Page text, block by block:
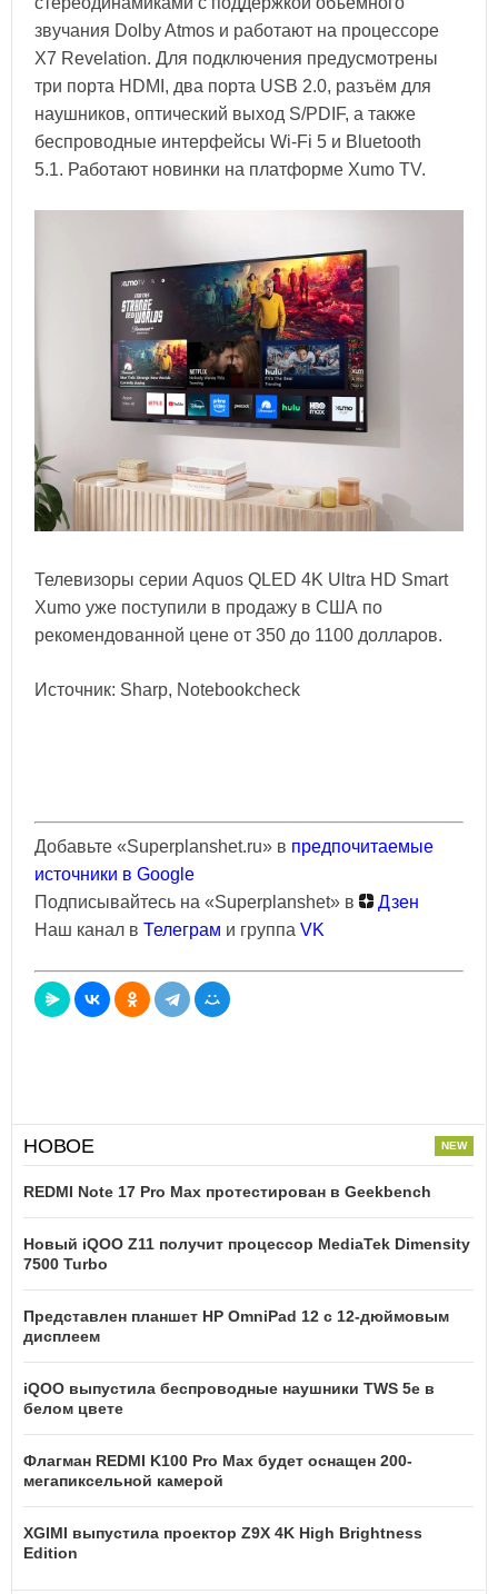
звучания Dolby Atmos и работают на процессоре
X7 Revelation. Для подключения предусмотрены
три порта HDMI, два порта USB 2.0, разъём для
наушников, оптический выход S/PDIF, а также
беспроводные интерфейсы Wi-Fi 5 и Bluetooth
5.1. Работают новинки на платформе Xumo TV.
Телевизоры серии Aquos QLED 4K Ultra HD Smart
Xumo уже поступили в продажу в США по
рекомендованной цене от 350 до 1100 долларов.
Источник: Sharp, Notebookcheck
Добавьте «Superplanshet.ru» в предпочитаемые
источники в Google
Подписывайтесь на «Superplanshet» в
Дзен
Наш канал в Телеграм и группа VK
НОВОЕ
REDMI Note 17 Pro Max протестирован в Geekbench
Новый iQOO Z11 получит процессор MediaTek Dimensity
7500 Turbo
Представлен планшет HP OmniPad 12 с 12-дюймовым
дисплеем
iQOO выпустила беспроводные наушники TWS 5e в
белом цвете
Флагман REDMI K100 Pro Max будет оснащен 200-
мегапиксельной камерой
XGIMI выпустила проектор Z9X 4K High Brightness
Edition